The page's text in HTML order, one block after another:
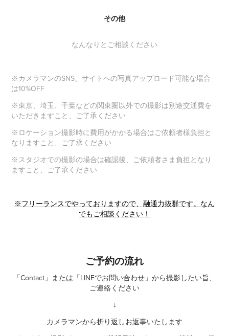
その他
なんなりとご相談ください
※カメラマンのSNS、サイトへの写真アップロード可能な場合
は10%OFF
※東京、埼玉、千葉などの関東圏以外での撮影は別途交通費を
いただきますこと、ご了承ください
※ロケーション撮影時に費用がかかる場合はご依頼者様負担と
なりますこと、ご了承ください
※スタジオでの撮影の場合は確認後、ご依頼者さま負担となり
ますこと、ご了承ください
※フリーランスでやっておりますので、融通力抜群です。なん
でもご相談ください！
ご予約の流れ
「Contact」または「LINEでお問い合わせ」から撮影したい旨、
ご連絡ください
↓
カメラマンから折り返しお返事いたします